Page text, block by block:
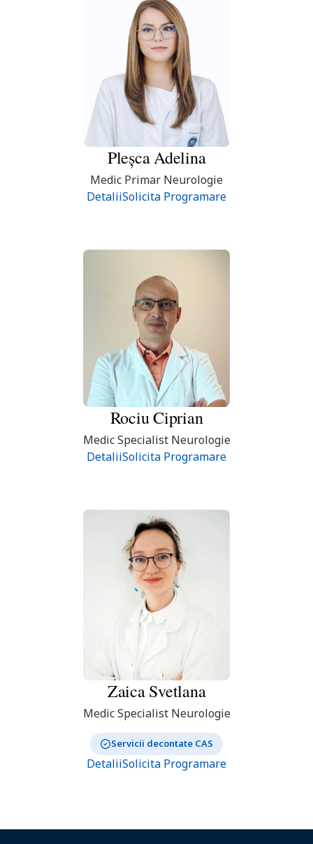
PleșcaAdelina
Medic Primar Neurologie
DetaliiSolicita Programare
RociuCiprian
Medic Specialist Neurologie
DetaliiSolicita Programare
Zaica Svetlana
Medic Specialist Neurologie
Servicii decontate CAS
DetaliiSolicita Programare